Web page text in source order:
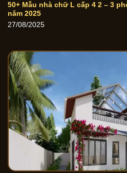
50+ Mẫu nhà chữ L cấp 4 2 – 3
năm 2025
27/08/2025